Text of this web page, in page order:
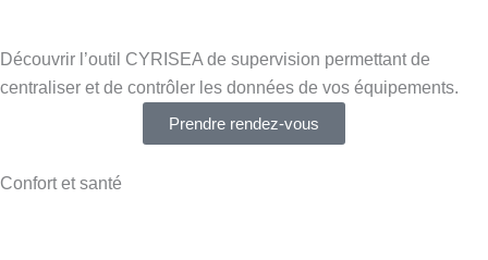
Découvrir l’outil CYRISEA de supervision permettant de
centraliser et de contrôler les données de vos équipements.
Prendre rendez-vous
Confort et santé